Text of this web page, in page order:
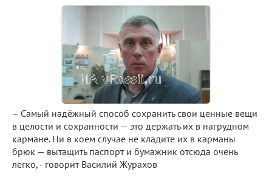
– Самый надёжный способ сохранить свои ценные вещи
в целости и сохранности — это держать их в нагрудном
кармане. Ни в коем случае не кладите их в карманы
брюк — вытащить паспорт и бумажник отсюда очень
легко, - говорит Василий Журахов